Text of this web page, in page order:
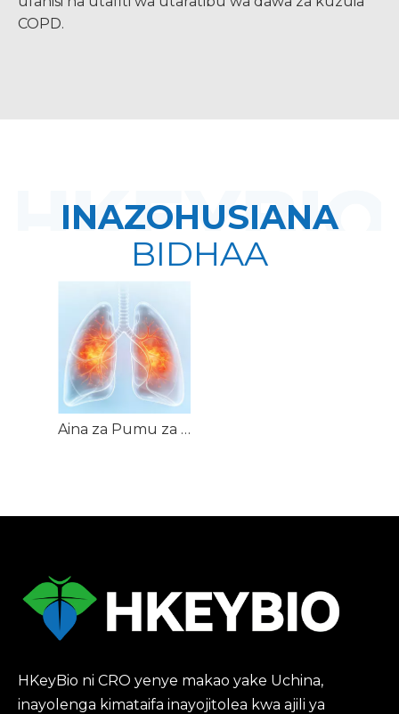
COPD.
INAZOHUSIANA
BIDHAA
Aina za Pumu za NHP
HKeyBio ni CRO yenye makao yake Uchina,
inayolenga kimataifa inayojitolea kwa ajili ya